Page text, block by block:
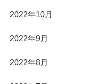
2022年10月
2022年9月
2022年8月